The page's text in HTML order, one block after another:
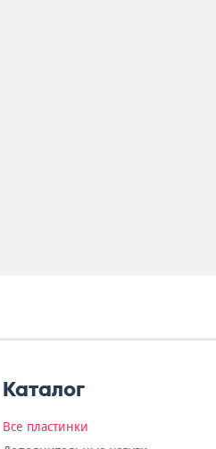
Каталог
Все пластинки